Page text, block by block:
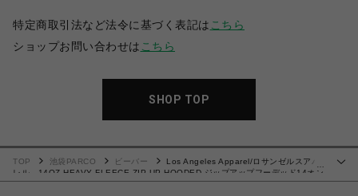
特定商取引法など法令に基づく表記は こちら
ショップお問い合わせは こちら
SHOP TOP
TOP 池袋PARCO ビーバー
Los Angeles Apparel/ロサンゼルスアパ
レル 14OZ HEAVY FLEECE ZIP UP HOODED ジップアップフーデッド14オン
ス